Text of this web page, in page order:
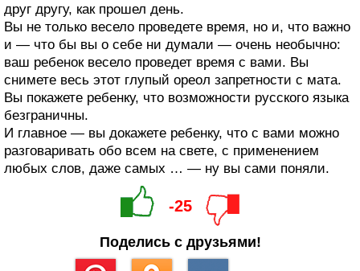
друг другу, как прошел день.
Вы не только весело проведете время, но и, что важно
и — что бы вы о себе ни думали — очень необычно:
ваш ребенок весело проведет время с вами. Вы
снимете весь этот глупый ореол запретности с мата.
Вы покажете ребенку, что возможности русского языка
безграничны.
И главное — вы докажете ребенку, что с вами можно
разговаривать обо всем на свете, с применением
любых слов, даже самых … — ну вы сами поняли.
-25
Поделись с друзьями!